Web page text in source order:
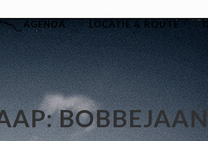
AGENDA LOCATIE & ROUTE
BOBBEJAAN